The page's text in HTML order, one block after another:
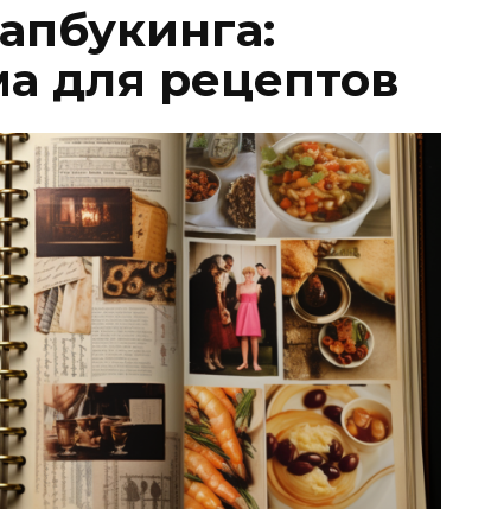
для рецептов